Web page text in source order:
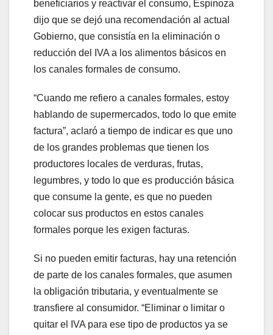
beneficiarios y reactivar el consumo, Espinoza
dijo que se dejó una recomendación al actual
Gobierno, que consistía en la eliminación o
reducción del IVA a los alimentos básicos en
los canales formales de consumo.
“Cuando me refiero a canales formales, estoy
hablando de supermercados, todo lo que emite
factura”, aclaró a tiempo de indicar es que uno
de los grandes problemas que tienen los
productores locales de verduras, frutas,
legumbres, y todo lo que es producción básica
que consume la gente, es que no pueden
colocar sus productos en estos canales
formales porque les exigen facturas.
Si no pueden emitir facturas, hay una retención
de parte de los canales formales, que asumen
la obligación tributaria, y eventualmente se
transfiere al consumidor. “Eliminar o limitar o
quitar el IVA para ese tipo de productos ya se